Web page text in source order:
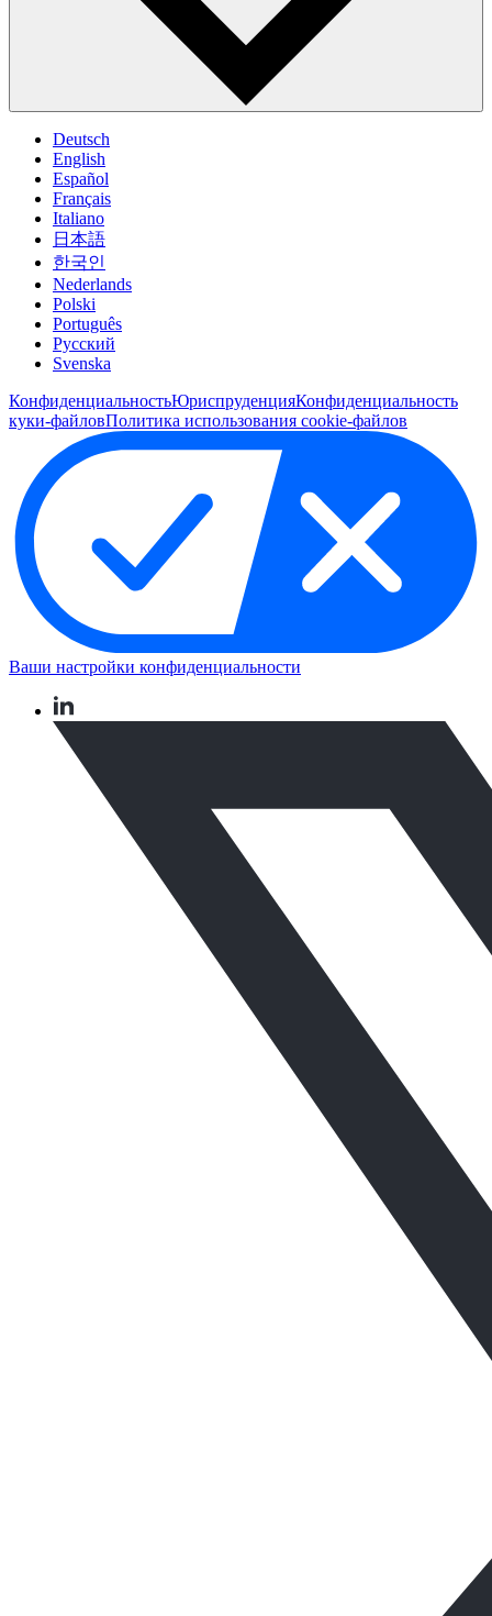
Deutsch
English
Español
Français
Italiano
日本語
한국인
Nederlands
Polski
Português
Pусский
Svenska
КонфиденциальностьЮриспруденцияКонфиденциальность
куки-файловПолитика использования cookie-файлов
Ваши настройки конфиденциальности